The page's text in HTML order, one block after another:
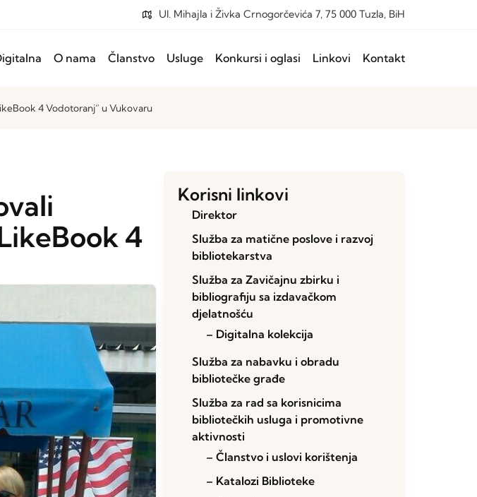
Ul. Mihajla i Živka Crnogorčevića 7, 75 000 Tuzla, BiH
O nama Članstvo Usluge Konkursi i oglasi Linkovi Kontakt
4 Vodotoranj“ u Vukovaru
4
Korisni linkovi
Direktor
Služba za matične poslove i razvoj
bibliotekarstva
Služba za Zavičajnu zbirku i
bibliografiju sa izdavačkom
djelatnošću
– Digitalna kolekcija
Služba za nabavku i obradu
bibliotečke građe
Služba za rad sa korisnicima
bibliotečkih usluga i promotivne
aktivnosti
– Članstvo i uslovi korištenja
– Katalozi Biblioteke